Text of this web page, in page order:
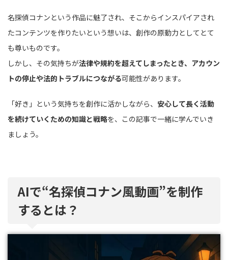
名探偵コナンという作品に魅了され、そこからインスパイアされ
たコンテンツを作りたいという想いは、創作の原動力としてとて
も尊いものです。
しかし、その気持ちが法律や規約を超えてしまったとき、アカウン
トの停止や法的トラブルにつながる可能性があります。
「好き」という気持ちを創作に活かしながら、 安心して長く活動
を続けていくための知識と戦略を、この記事で一緒に学んでいき
ましょう。
AIで“名探偵コナン風動画”を制作
するとは？